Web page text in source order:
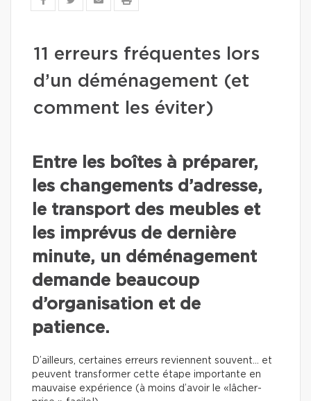
11 erreurs fréquentes lors
d’un déménagement (et
comment les éviter)
Entre les boîtes à préparer,
les changements d’adresse,
le transport des meubles et
les imprévus de dernière
minute, un déménagement
demande beaucoup
d’organisation et de
patience.
D’ailleurs, certaines erreurs reviennent souvent… et
peuvent transformer cette étape importante en
mauvaise expérience (à moins d’avoir le «lâcher-